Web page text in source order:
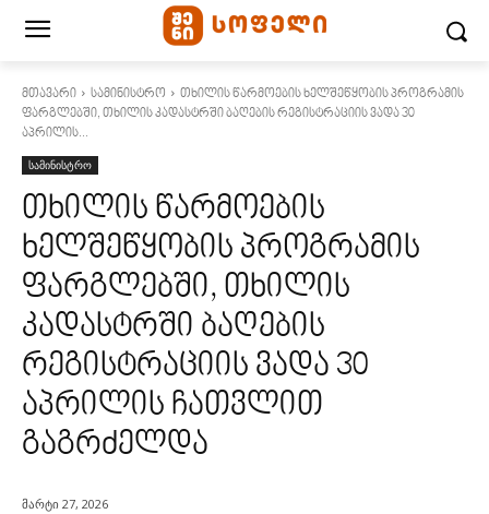
მთავარი სამინისტრო
თხილის წარმოების ხელშეწყობის პროგრამის
ფარგლებში, თხილის კადასტრში ბაღების რეგისტრაციის ვადა 30
აპრილის...
სამინისტრო
თხილის წარმოების
ხელშეწყობის პროგრამის
ფარგლებში, თხილის
კადასტრში ბაღების
რეგისტრაციის ვადა 30
აპრილის ჩათვლით
გაგრძელდა
მარტი 27, 2026